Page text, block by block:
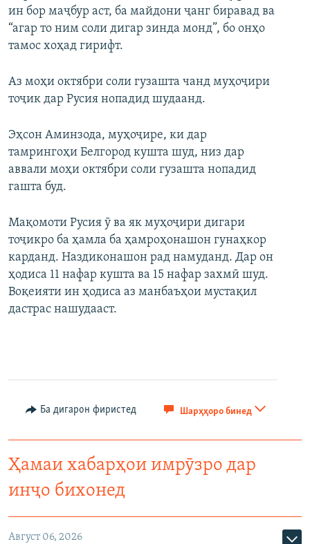
ин бор маҷбур аст, ба майдони ҷанг биравад ва
“агар то ним соли дигар зинда монд”, бо онҳо
тамос хоҳад гирифт.
Аз моҳи октябри соли гузашта чанд муҳоҷири
тоҷик дар Русия нопадид шудаанд.
Эҳсон Аминзода, муҳоҷире, ки дар
тамрингоҳи Белгород кушта шуд, низ дар
аввали моҳи октябри соли гузашта нопадид
гашта буд.
Мақомоти Русия ӯ ва як муҳоҷири дигари
тоҷикро ба ҳамла ба ҳамроҳонашон гунаҳкор
карданд. Наздиконашон рад намуданд. Дар он
ҳодиса 11 нафар кушта ва 15 нафар захмӣ шуд.
Воқеияти ин ҳодиса аз манбаъҳои мустақил
дастрас нашудааст.
Ба дигарон фиристед Шарҳҳоро бинед
Ҳамаи хабарҳои имрӯзро дар
инҷо бихонед
Август 06, 2026